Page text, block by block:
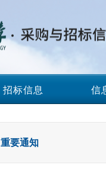
招标信息 信
重要通知